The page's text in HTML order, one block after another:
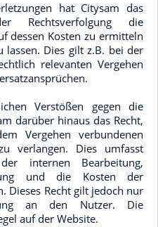
hat Citysam das
Rechtsverfolgung die
dessen Kosten zu ermitteln
Dies gilt z.B. bei der
relevanten Vergehen
Verstößen gegen die
darüber hinaus das Recht,
Vergehen verbundenen
verlangen. Dies umfasst
internen Bearbeitung,
und die Kosten der
Dieses Recht gilt jedoch nur
an den Nutzer. Die
auf der Website.